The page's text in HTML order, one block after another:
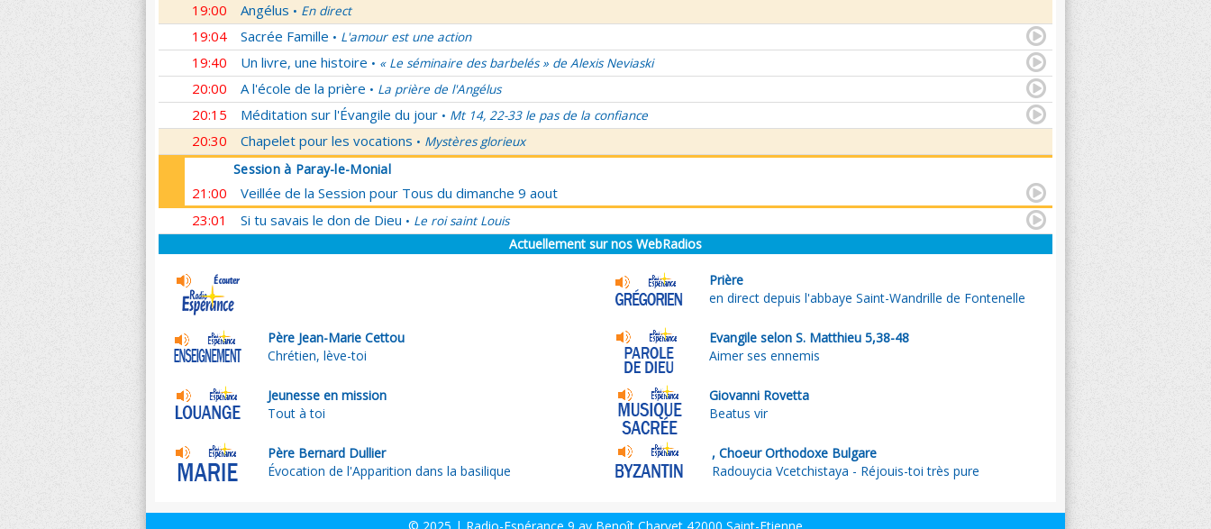
19:00 Angélus • En direct
19:04 Sacrée Famille • L'amour est une action
19:40 Un livre, une histoire • « Le séminaire des barbelés » de Alexis Neviaski
20:00 A l'école de la prière • La prière de l'Angélus
20:15 Méditation sur l'Évangile du jour • Mt 14, 22-33 le pas de la confiance
20:30 Chapelet pour les vocations • Mystères glorieux
Session à Paray-le-Monial
21:00
Veillée de la Session pour Tous du dimanche 9 aout
23:01
Si tu savais le don de Dieu • Le roi saint Louis
Actuellement sur nos WebRadios
Prière
en direct depuis l'abbaye Saint-Wandrille de Fontenelle
Père Jean-Marie Cettou
Chrétien, lève-toi
Evangile selon S. Matthieu 5,38-48
Aimer ses ennemis
Jeunesse en mission
Tout à toi
Giovanni Rovetta
Beatus vir
Père Bernard Dullier
Évocation de l'Apparition dans la basilique
, Choeur Orthodoxe Bulgare
Radouycia Vcetchistaya - Réjouis-toi très pure